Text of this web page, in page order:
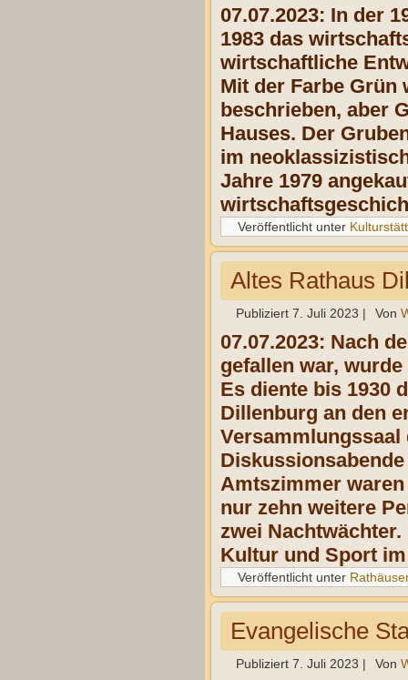
07.07.2023: In der
1983 das
wirtschaftliche
Mit der Farbe Grün
beschrieben, aber
Hauses. Der
im
Jahre 1979
Veröffentlicht unter
Altes Rathaus
Publiziert 7. Juli 2023 | Von
07.07.2023: Nach
gefallen war,
Es diente bis 1930
Dillenburg an den
Amtszimmer
nur zehn weitere
zwei
Kultur und Sport
Veröffentlicht unter
Evangelische
Publiziert 7. Juli 2023 | Von